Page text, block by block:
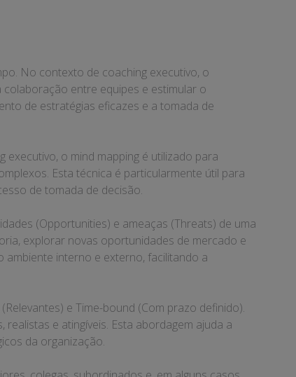
No contexto de coaching executivo, o
entre equipes e estimular o
de estratégias eficazes e a tomada de
o mind mapping é utilizado para
Esta técnica é particularmente útil para
de tomada de decisão.
(Opportunities) e ameaças (Threats) de uma
explorar novas oportunidades de mercado e
ambiente interno e externo, facilitando a
e Time-bound (Com prazo definido).
e atingíveis. Esta abordagem ajuda a
da organização.